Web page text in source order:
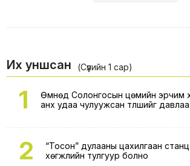
Их уншсан (Сүүлийн 1 сар)
1
Өмнөд Солонгосын цөмийн эрчим
анх удаа чулуужсан түлшийг давлаа
2
“Тосон” дулааны цахилгаан станц
хөгжлийн тулгуур болно